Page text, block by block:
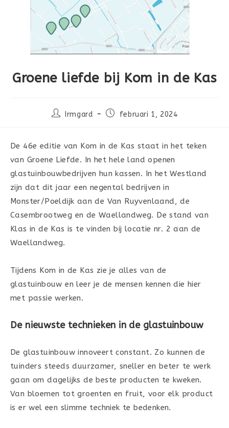
Groene liefde bij Kom in de Kas
BerichtIrmgard
Berichtfebruari 1, 2024
De 46e editie van Kom in de Kas staat in het teken
van Groene Liefde. In het hele land openen
glastuinbouwbedrijven hun kassen. In het Westland
zijn dat dit jaar een negental bedrijven in
Monster/Poeldijk aan de Van Ruyvenlaand, de
Casembrootweg en de Waellandweg. De stand van
Klas in de Kas is te vinden bij locatie nr. 2 aan de
Waellandweg.
Tijdens Kom in de Kas zie je alles van de
glastuinbouw en leer je de mensen kennen die hier
met passie werken.
De nieuwste technieken in de glastuinbouw
De glastuinbouw innoveert constant. Zo kunnen de
tuinders steeds duurzamer, sneller en beter te werk
gaan om dagelijks de beste producten te kweken.
Van bloemen tot groenten en fruit, voor elk product
is er wel een slimme techniek te bedenken.